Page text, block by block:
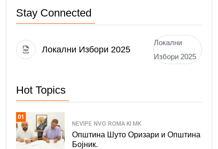
Stay Connected
Локални Избори 2025
Локални
Избори 2025
Hot Topics
01
NEVIPE NVO ROMA KI MK
Општина Шуто Оризари и Општина
Бојник.